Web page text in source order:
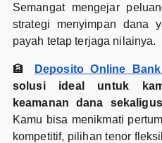
Semangat mengejar
strategi menyimpan dana
payah tetap terjaga nilainya.
🏦 Deposito Online
solusi ideal untuk
keamanan dana
Kamu bisa menikmati
kompetitif, pilihan tenor